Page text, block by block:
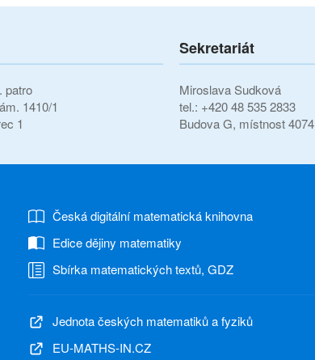
patro
1410/1
1
Sekretariát
Miroslava Sudková
tel.: +420 48 535 2833
Budova G, místnost 4074
Česká digitální matematická knihovna
Edice dějiny matematiky
Sbírka matematických textů, GDZ
Jednota českých matematiků a fyziků
EU-MATHS-IN.CZ